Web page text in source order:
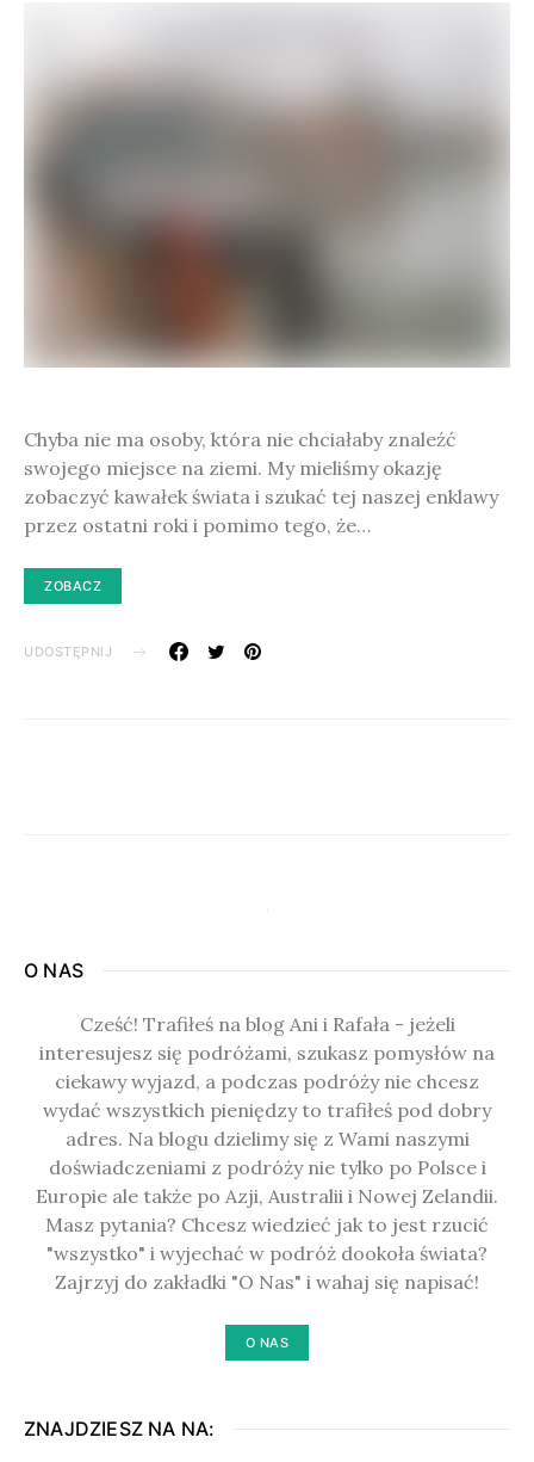
Chyba nie ma osoby, która nie chciałaby znaleźć
swojego miejsce na ziemi. My mieliśmy okazję
zobaczyć kawałek świata i szukać tej naszej enklawy
przez ostatni roki i pomimo tego, że…
ZOBACZ
UDOSTĘPNIJ
O NAS
Cześć! Trafiłeś na blog Ani i Rafała - jeżeli
interesujesz się podróżami, szukasz pomysłów na
ciekawy wyjazd, a podczas podróży nie chcesz
wydać wszystkich pieniędzy to trafiłeś pod dobry
adres. Na blogu dzielimy się z Wami naszymi
doświadczeniami z podróży nie tylko po Polsce i
Europie ale także po Azji, Australii i Nowej Zelandii.
Masz pytania? Chcesz wiedzieć jak to jest rzucić
"wszystko" i wyjechać w podróż dookoła świata?
Zajrzyj do zakładki "O Nas" i wahaj się napisać!
O NAS
ZNAJDZIESZ NA NA: